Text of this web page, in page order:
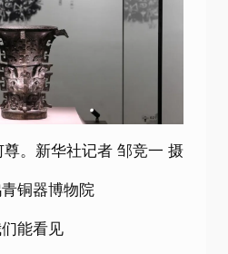
。新华社记者 邹竞一 摄
铜器博物院
能看见